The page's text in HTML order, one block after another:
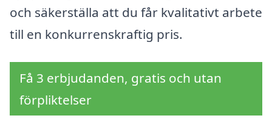
och säkerställa att du får kvalitativt arbete
till en konkurrenskraftig pris.
Få 3 erbjudanden, gratis och utan
förpliktelser